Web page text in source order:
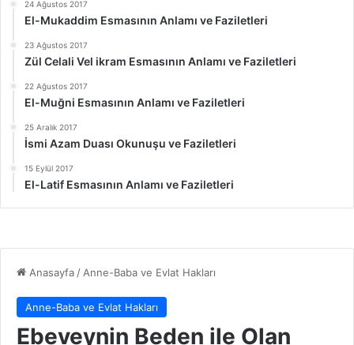
24 Ağustos 2017
El-Mukaddim Esmasının Anlamı ve Faziletleri
23 Ağustos 2017
Zül Celali Vel ikram Esmasının Anlamı ve Faziletleri
22 Ağustos 2017
El-Muğni Esmasının Anlamı ve Faziletleri
25 Aralık 2017
İsmi Azam Duası Okunuşu ve Faziletleri
15 Eylül 2017
El-Latif Esmasının Anlamı ve Faziletleri